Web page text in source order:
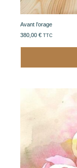
Avant l’orage
380,00 € TTC